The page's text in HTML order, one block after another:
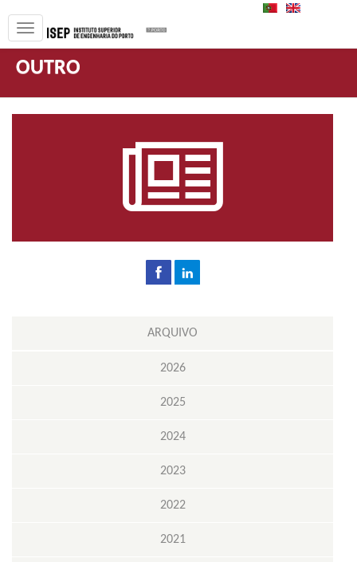
PT
OUTRO
ARQUIVO
2026
2025
2024
2023
2022
2021